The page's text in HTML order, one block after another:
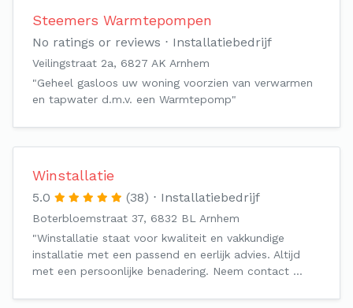
Steemers Warmtepompen
No ratings or reviews Installatiebedrijf
Veilingstraat 2a, 6827 AK Arnhem
"Geheel gasloos uw woning voorzien van verwarmen
en tapwater d.m.v. een Warmtepomp"
Winstallatie
5.0 (38) Installatiebedrijf
Boterbloemstraat 37, 6832 BL Arnhem
"Winstallatie staat voor kwaliteit en vakkundige
installatie met een passend en eerlijk advies. Altijd
met een persoonlijke benadering. Neem contact …